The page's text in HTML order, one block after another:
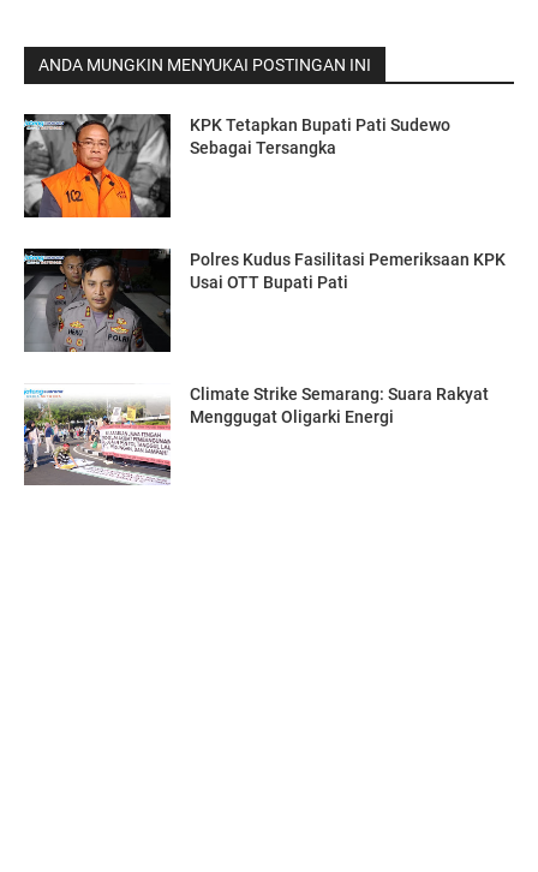
ANDA MUNGKIN MENYUKAI POSTINGAN INI
KPK Tetapkan Bupati Pati Sudewo
Sebagai Tersangka
Polres Kudus Fasilitasi Pemeriksaan KPK
Usai OTT Bupati Pati
Climate Strike Semarang: Suara Rakyat
Menggugat Oligarki Energi